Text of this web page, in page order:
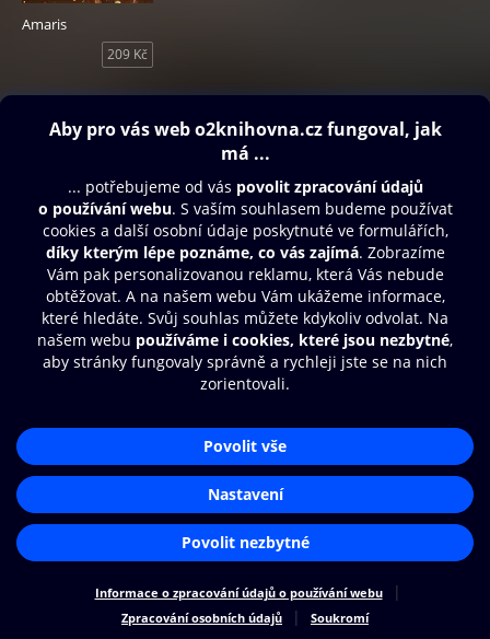
Amaris
209 Kč
Obsah ke stažení
Další zábava
© O2 Czech Republic a.s.
Nákupní řád
Přístupnost
Cookies
Nastavení cookies
Aplikace O2 Knihovna
Čti a poslouchej své e-knihy a
audioknihy rychleji a pohodlněji.